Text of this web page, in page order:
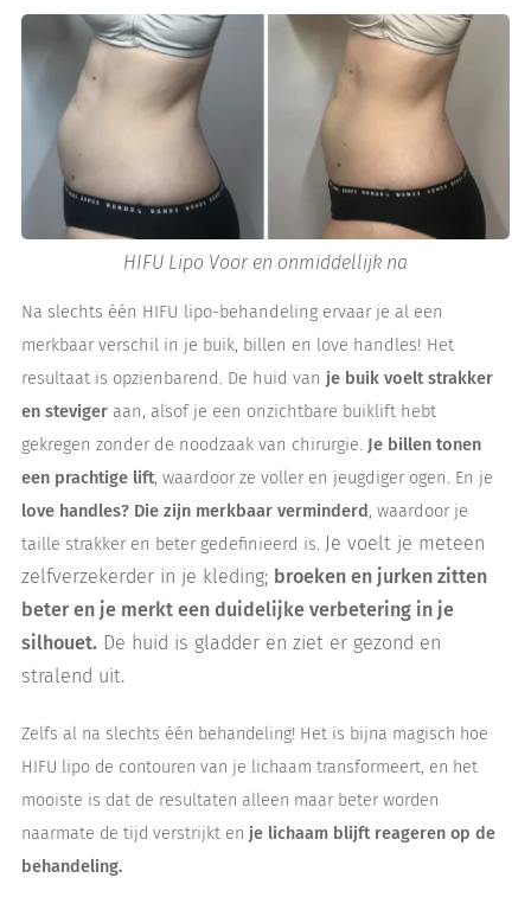
HIFU Lipo Voor en onmiddellijk na
Na slechts één HIFU lipo-behandeling ervaar je al een
merkbaar verschil in je buik, billen en love handles! Het
resultaat is opzienbarend. De huid van je buik voelt strakker
en steviger aan, alsof je een onzichtbare buiklift hebt
gekregen zonder de noodzaak van chirurgie. Je billen tonen
een prachtige lift, waardoor ze voller en jeugdiger ogen. En je
love handles? Die zijn merkbaar verminderd, waardoor je
taille strakker en beter gedefinieerd is. Je voelt je meteen
zelfverzekerder in je kleding; broeken en jurken zitten
beter en je merkt een duidelijke verbetering in je
silhouet. De huid is gladder en ziet er gezond en
stralend uit.
Zelfs al na slechts één behandeling! Het is bijna magisch hoe
HIFU lipo de contouren van je lichaam transformeert, en het
mooiste is dat de resultaten alleen maar beter worden
naarmate de tijd verstrijkt en je lichaam blijft reageren op de
behandeling.